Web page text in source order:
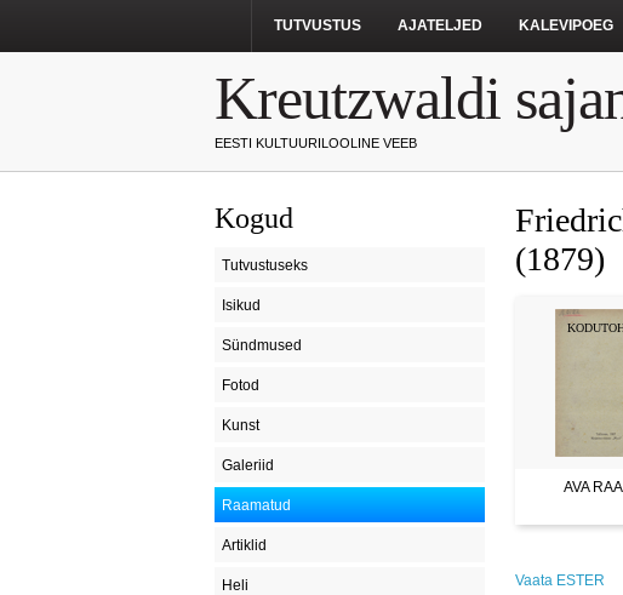
TUTVUSTUS AJATELJED KALEVIPOEG
Kreutzwaldi
EESTI KULTUURILOOLINE VEEB
Kogud
Tutvustuseks
Isikud
Sündmused
Fotod
Kunst
Galeriid
Raamatud
Artiklid
Heli
(1879)
AVA
Vaata ESTER